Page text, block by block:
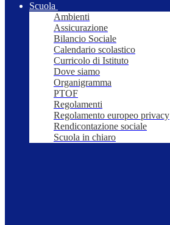
Scuola
Ambienti
Assicurazione
Bilancio Sociale
Calendario scolastico
Curricolo di Istituto
Dove siamo
Organigramma
PTOF
Regolamenti
Regolamento europeo privacy
Rendicontazione sociale
Scuola in chiaro